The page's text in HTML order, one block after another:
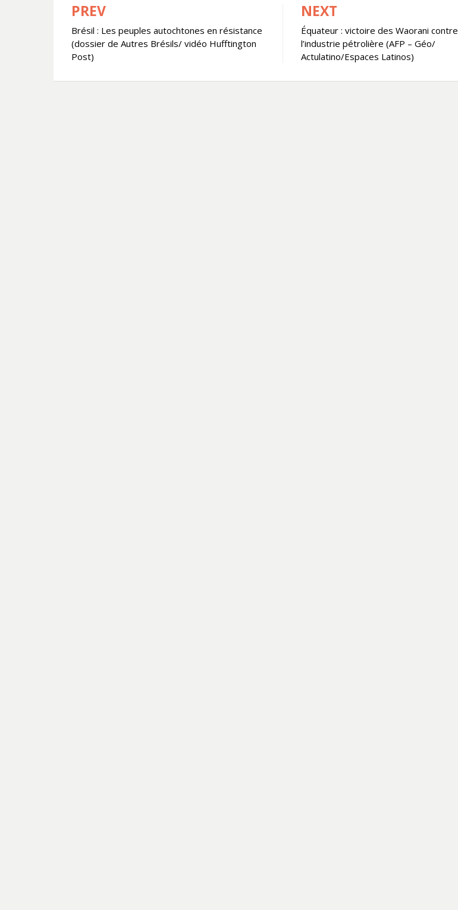
Navigation
de
l’article
PREV
Brésil : Les peuples autochtones en résistance
(dossier de Autres Brésils/ vidéo Hufftington
Post)
NEXT
Équateur : victoire des Waorani contre
l’industrie pétrolière (AFP – Géo/
Actulatino/Espaces Latinos)